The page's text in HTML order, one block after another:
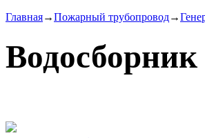
Главная→Пожарный трубопровод→